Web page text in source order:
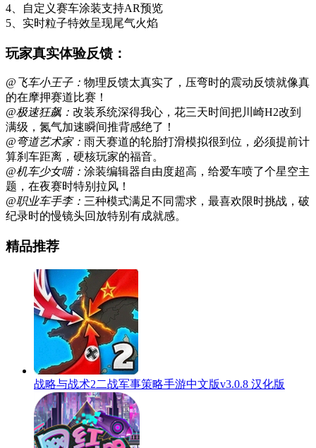
4、自定义赛车涂装支持AR预览
5、实时粒子特效呈现尾气火焰
玩家真实体验反馈：
@飞车小王子： 物理反馈太真实了，压弯时的震动反馈就像真
的在摩押赛道比赛！
@极速狂飙： 改装系统深得我心，花三天时间把川崎H2改到
满级，氮气加速瞬间推背感绝了！
@弯道艺术家： 雨天赛道的轮胎打滑模拟很到位，必须提前计
算刹车距离，硬核玩家的福音。
@机车少女喵： 涂装编辑器自由度超高，给爱车喷了个星空主
题，在夜赛时特别拉风！
@职业车手李： 三种模式满足不同需求，最喜欢限时挑战，破
纪录时的慢镜头回放特别有成就感。
精品推荐
战略与战术2二战军事策略手游中文版v3.0.8 汉化版